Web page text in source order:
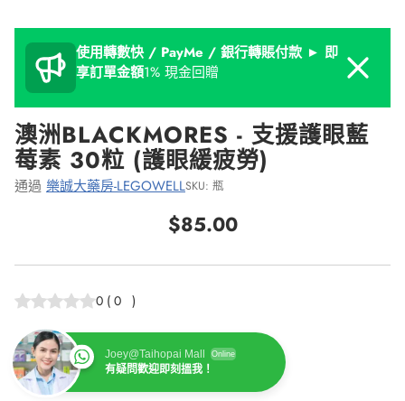
使用轉數快 / PayMe / 銀行轉賬付款 ► 即
享訂單金額1% 現金回贈
Dismiss
澳洲BLACKMORES - 支援護眼藍
莓素 30粒 (護眼緩疲勞)
通過 樂誠大藥房-LEGOWELLSKU: 瓶
正
常
$85.00
0 ( 0 )
Joey@Taihopai Mall Online
有疑問歡迎即刻搵我！